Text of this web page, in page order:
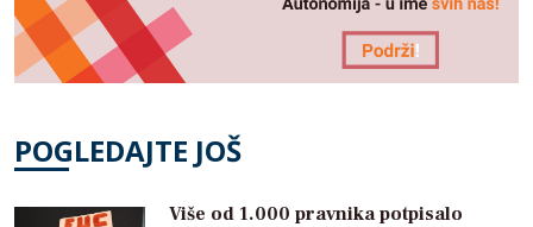
POGLEDAJTE JOŠ
Više od 1.000 pravnika potpisalo